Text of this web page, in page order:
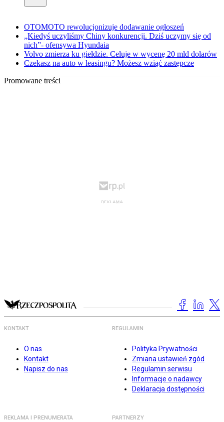
OTOMOTO rewolucjonizuje dodawanie ogłoszeń
„Kiedyś uczyliśmy Chiny konkurencji. Dziś uczymy się od
nich”- ofensywa Hyundaia
Volvo zmierza ku giełdzie. Celuje w wycenę 20 mld dolarów
Czekasz na auto w leasingu? Możesz wziąć zastępcze
Promowane treści
KONTAKT
O nas
Kontakt
Napisz do nas
REGULAMIN
Polityka Prywatności
Zmiana ustawień zgód
Regulamin serwisu
Informacje o nadawcy
Deklaracja dostępności
REKLAMA I PRENUMERATA PARTNERZY